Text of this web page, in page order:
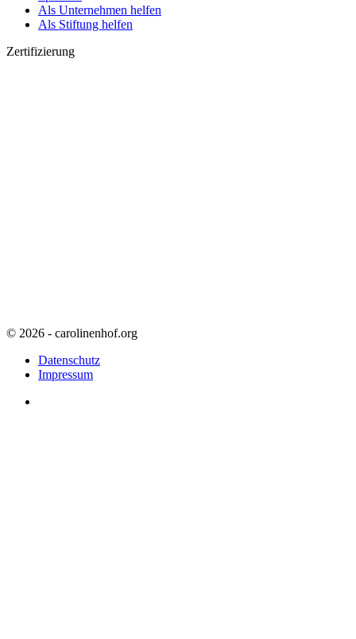
Als Unternehmen helfen
Als Stiftung helfen
Zertifizierung
© 2026 - carolinenhof.org
Datenschutz
Impressum